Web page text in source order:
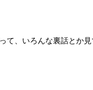
て、いろんな裏話とか